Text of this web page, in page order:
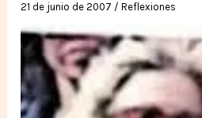
21 de junio de 2007 /Reflexiones